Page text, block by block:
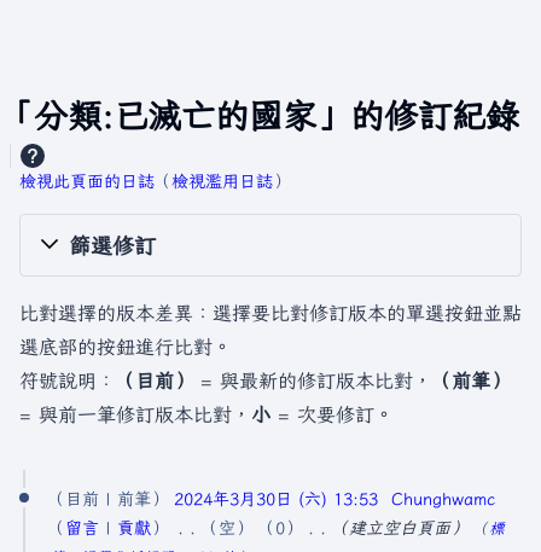
「分類:已滅亡的國家」的修訂紀錄
檢視此頁面的日誌 ​（檢視濫用日誌）
篩選修訂
比對選擇的版本差異：選擇要比對修訂版本的單選按鈕並點
選底部的按鈕進行比對。
符號說明：
（目前） = 與最新的修訂版本比對，
（前筆）
= 與前一筆修訂版本比對， 小 = 次要修訂。
2
目前 前筆 2024年3月30日 (六) 13:53
Chunghwamc
留言
貢獻 空 0 建立空白頁面
標